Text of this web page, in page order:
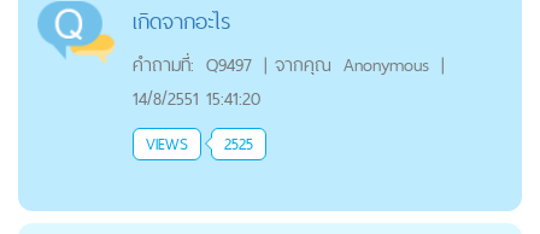
เกิดจากอะไร
คำถามที่: Q9497 | จากคุณ Anonymous |
14/8/2551 15:41:20
VIEWS 2525